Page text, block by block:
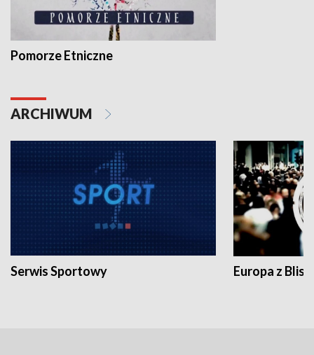
Pomorze Etniczne
ARCHIWUM
Serwis Sportowy Europa z